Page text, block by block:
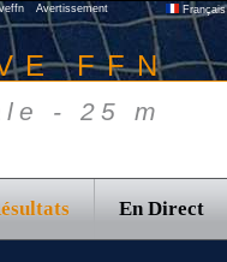
Avertissement Français
FFN
- 25 m
En Direct